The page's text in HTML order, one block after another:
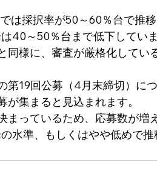
は採択率が50～60％台で推
40～50％台まで低下していま
同様に、審査が厳格化してい
第19回公募（4月末締切）に
が集まると見込まれます。
まっているため、応募数が増
水準、もしくはやや低めで推